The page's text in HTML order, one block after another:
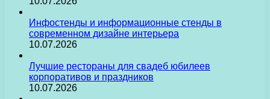
Инфостенды и информационные стенды в
современном дизайне интерьера
10.07.2026
Лучшие рестораны для свадеб юбилеев
корпоративов и праздников
10.07.2026